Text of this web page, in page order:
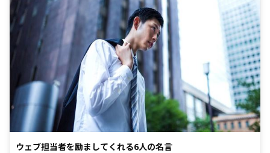
ウェブ担当者を励ましてくれる6人の名言